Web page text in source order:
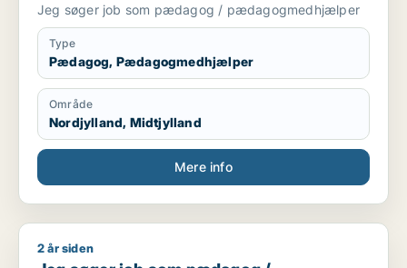
Jeg søger job som pædagog / pædagogmedhjælper
Type
Pædagog, Pædagogmedhjælper
Område
Nordjylland, Midtjylland
Mere info
Jeg søger job som pædagog / pædagogmedhjælper /
2 år siden